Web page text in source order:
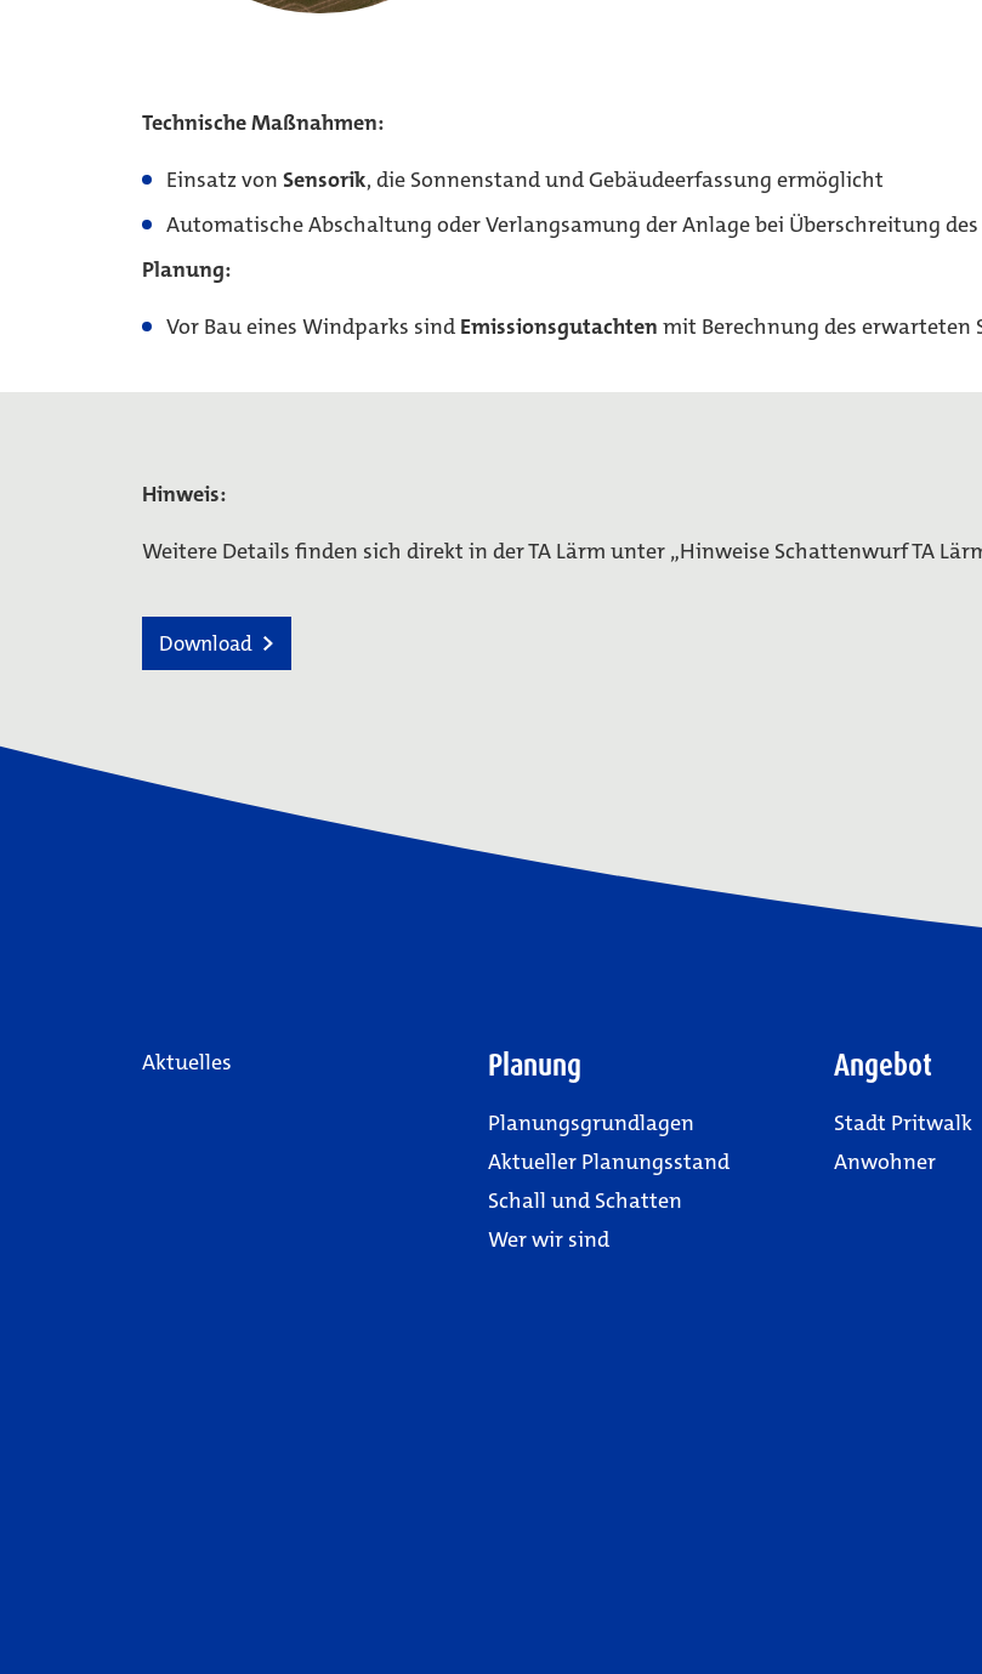
Technische Maßnahmen:
Einsatz von Sensorik, die Sonnenstand und Gebäudeerfassung ermöglicht
Automatische Abschaltung oder Verlangsamung der Anlage bei Überschreitung
Planung:
Vor Bau eines Windparks sind Emissionsgutachten mit Berechnung des
Hinweis:
Weitere Details finden sich direkt in der TA Lärm unter „Hinweise Schattenwurf TA
Download
Aktuelles Planung
Planungsgrundlagen
Aktueller Planungsstand
Schall und Schatten
Wer wir sind
Angebot
Stadt Pritwalk
Anwohner